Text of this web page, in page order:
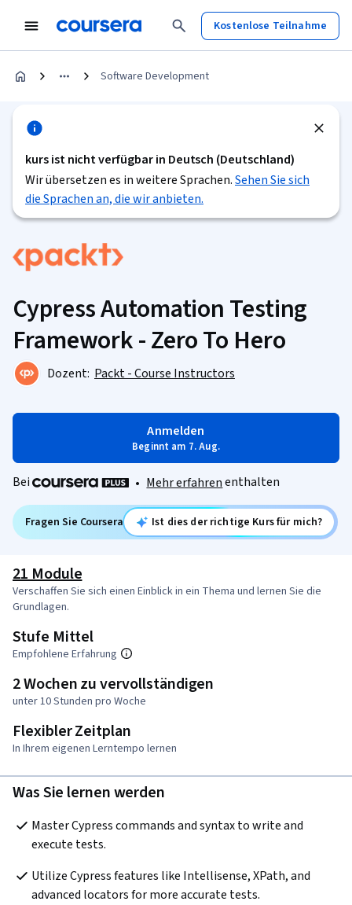
Kostenlose Teilnahme
Software Development
kurs ist nicht verfügbar in Deutsch (Deutschland)
Wir übersetzen es in weitere Sprachen.Sehen Sie sich
die Sprachen an, die wir anbieten.
Cypress Automation Testing
Framework - Zero To Hero
Dozent: Packt - Course Instructors
Anmelden
Beginnt am 7. Aug.
Bei • Mehr erfahrenenthalten
Fragen Sie Coursera Ist dies der richtige Kurs für mich?
21 Module
Verschaffen Sie sich einen Einblick in ein Thema und lernen Sie die
Grundlagen.
Stufe Mittel
Empfohlene Erfahrung
2 Wochen zu vervollständigen
unter 10 Stunden pro Woche
Flexibler Zeitplan
In Ihrem eigenen Lerntempo lernen
Was Sie lernen werden
Master Cypress commands and syntax to write and
execute tests.
Utilize Cypress features like Intellisense, XPath, and
advanced locators for more accurate tests.